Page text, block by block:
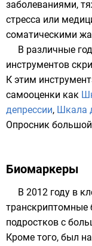
заболеваниями,
стресса или
соматическими
В различные
инструментов
К этим
самооценки как
депрессии, Шкала
Опросник
Биомаркеры
В 2012 году в
транскриптомные
подростков с
Кроме того, был